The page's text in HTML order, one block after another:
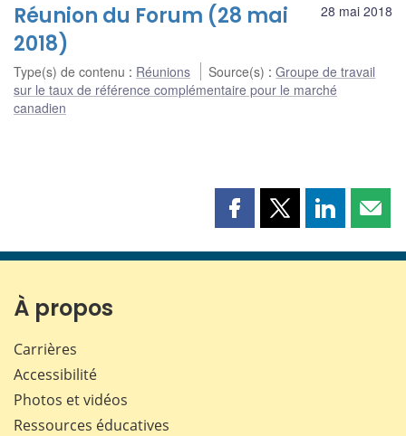
28 mai 2018
Réunion du Forum (28 mai
2018)
Type(s) de contenu : Réunions Source(s) :Groupe de travail
sur le taux de référence complémentaire pour le marché
canadien
Partager
page
Partager
page
Partager
page page
À propos
Carrières
Accessibilité
Photos et vidéos
Ressources éducatives